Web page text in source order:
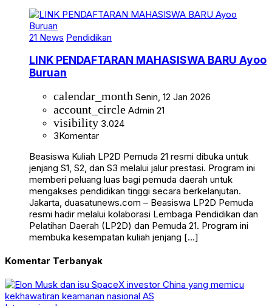
21 News Pendidikan
LINK PENDAFTARAN MAHASISWA BARU Ayoo
Buruan
calendar_month Senin, 12 Jan 2026
account_circle Admin 21
visibility 3.024
3Komentar
Beasiswa Kuliah LP2D Pemuda 21 resmi dibuka untuk
jenjang S1, S2, dan S3 melalui jalur prestasi. Program ini
memberi peluang luas bagi pemuda daerah untuk
mengakses pendidikan tinggi secara berkelanjutan.
Jakarta, duasatunews.com – Beasiswa LP2D Pemuda
resmi hadir melalui kolaborasi Lembaga Pendidikan dan
Pelatihan Daerah (LP2D) dan Pemuda 21. Program ini
membuka kesempatan kuliah jenjang […]
Komentar Terbanyak